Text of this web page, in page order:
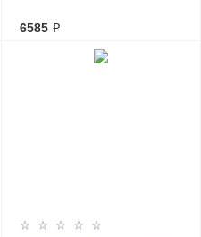
6585 ₽